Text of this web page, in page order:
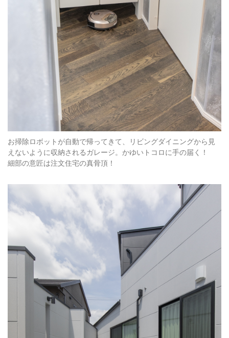
お掃除ロボットが自動で帰ってきて、リビングダイニングから見
えないように収納されるガレージ。かゆいトコロに手の届く！
細部の意匠は注文住宅の真骨頂！